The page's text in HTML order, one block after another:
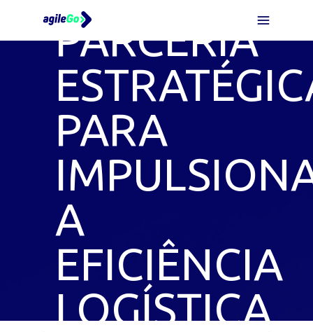
PARCERIA
PARA
A
EFICIÊNCIA
LOGÍSTICA